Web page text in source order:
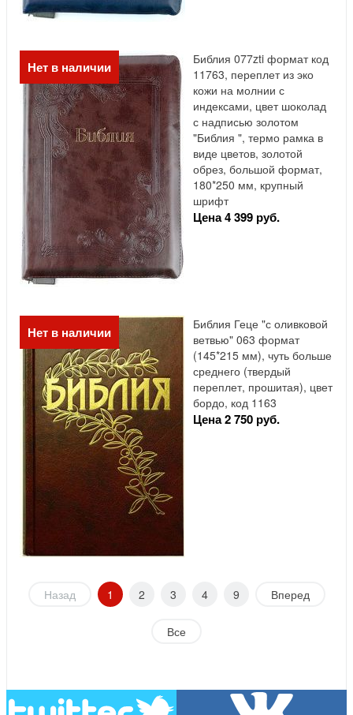
Нет в наличии
Библия 077zti формат код
11763, переплет из эко
кожи на молнии с
индексами, цвет шоколад
с надписью золотом
"Библия ", термо рамка в
виде цветов, золотой
обрез, большой формат,
180*250 мм, крупный
шрифт
Цена 4 399 руб.
Нет в наличии
Библия Геце "с оливковой
ветвью" 063 формат
(145*215 мм), чуть больше
среднего (твердый
переплет, прошитая), цвет
бордо, код 1163
Цена 2 750 руб.
Назад 1 2 3 4 9 Вперед
Все